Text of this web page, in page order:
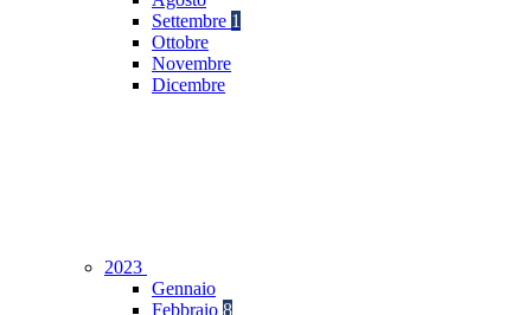
Settembre 1
Ottobre
Novembre
Dicembre
2023
Gennaio
Febbraio 8